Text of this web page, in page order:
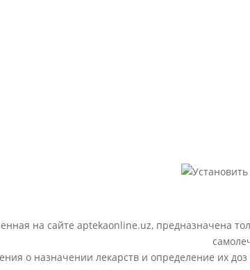
на сайте aptekaonline.uz, предназначена
о назначении лекарств и определение их